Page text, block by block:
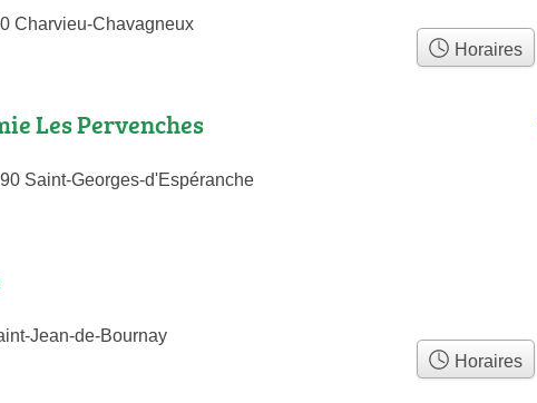
Charvieu-Chavagneux
Horaires
Les Pervenches
Saint-Georges-d'Espéranche
Jean-de-Bournay
Horaires